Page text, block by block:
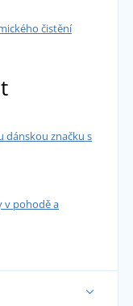
čistění
dánskou značku s
v pohodě a